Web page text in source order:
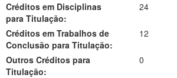
Créditos em Disciplinas
para Titulação:
24
Créditos em Trabalhos de
Conclusão para Titulação:
12
Outros Créditos para
Titulação:
0